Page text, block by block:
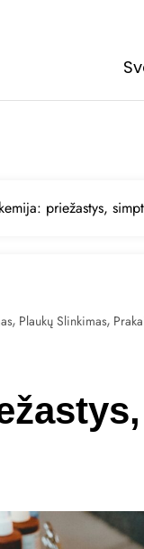
priežastys,
, Plaukų Slinkimas,